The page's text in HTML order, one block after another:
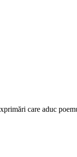
care aduc